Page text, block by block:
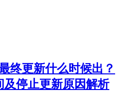
终更新什么时候出？
及停止更新原因解析